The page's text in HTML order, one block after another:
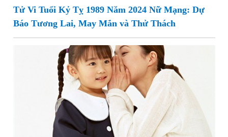
Tử Vi Tuổi Kỷ Tỵ 1989 Năm 2024 Nữ Mạng: Dự
Báo Tương Lai, May Mắn và Thử Thách